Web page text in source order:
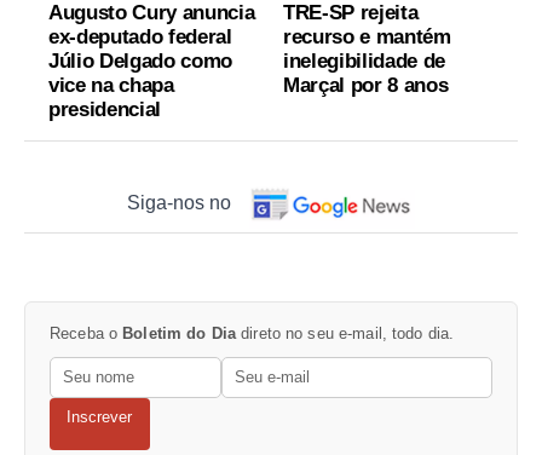
Augusto Cury anuncia
ex-deputado federal
Júlio Delgado como
vice na chapa
presidencial
TRE-SP rejeita
recurso e mantém
inelegibilidade de
Marçal por 8 anos
Siga-nos no
Receba o Boletim do Diadireto no seu e-mail, todo dia.
Inscrever